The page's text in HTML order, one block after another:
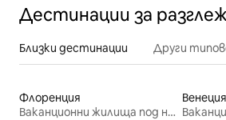
Дестинации за
Близки дестинации Други
Флоренция
Ваканционни жилища под наем
Венеция